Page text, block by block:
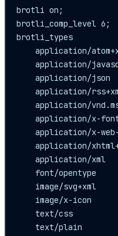
brotli on;
brotli_comp_level 6;
brotli_types
application/
application/
    application/json
application/
application/
application/x-
application/x-
application/
    application/xml
    font/opentype
    image/svg+xml
    image/x-icon
    text/css
    text/plain